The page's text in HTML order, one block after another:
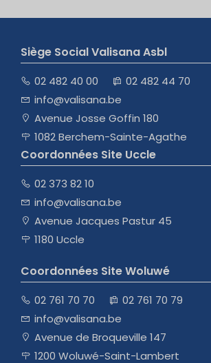
Siège Social Valisana Asbl
02 482 40 00
02 482 44 70
info@valisana.be
Avenue Josse Goffin 180
1082 Berchem-Sainte-Agathe
Coordonnées Site Uccle
02 373 82 10
info@valisana.be
Avenue Jacques Pastur 45
1180 Uccle
Coordonnées Site Woluwé
02 761 70 70
02 761 70 79
info@valisana.be
Avenue de Broqueville 147
1200 Woluwé-Saint-Lambert